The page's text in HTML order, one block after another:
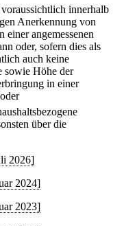
innerhalb
Anerkennung von
einer angemessenen
oder, sofern dies als
auch keine
sowie Höhe der
in einer
über die
2026]
2024]
2023]